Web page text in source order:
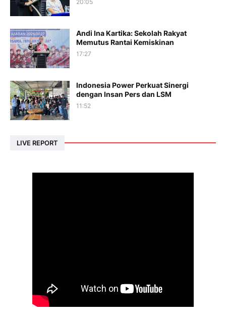
20:05
Andi Ina Kartika: Sekolah Rakyat
Memutus Rantai Kemiskinan
17:27
Indonesia Power Perkuat Sinergi
dengan Insan Pers dan LSM
11:52
LIVE REPORT